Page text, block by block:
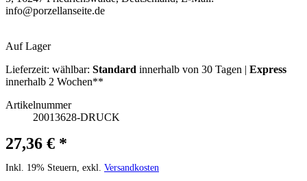
info@porzellanseite.de
Auf Lager
Lieferzeit: wählbar: Standard innerhalb von 30 Tagen | Express
innerhalb 2 Wochen**
Artikelnummer
20013628-DRUCK
27,36 € *
Inkl. 19% Steuern, exkl. Versandkosten